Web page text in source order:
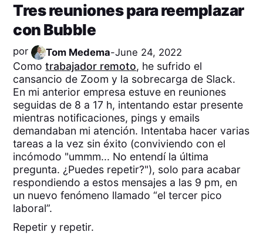
Tres reuniones para reemplazar
con Bubble
por Tom Medema-June 24, 2022
Comotrabajador remoto, he sufrido el
cansancio de Zoom y la sobrecarga de Slack.
En mi anterior empresa estuve en reuniones
seguidas de 8 a 17 h, intentando estar presente
mientras notificaciones, pings y emails
demandaban mi atención. Intentaba hacer varias
tareas a la vez sin éxito (conviviendo con el
incómodo "ummm... No entendí la última
pregunta. ¿Puedes repetir?"), solo para acabar
respondiendo a estos mensajes a las 9 pm, en
un nuevo fenómeno llamado “el tercer pico
laboral”.
Repetir y repetir.